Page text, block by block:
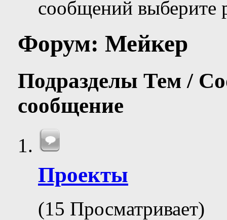
сообщений выберите
Форум: Мейкер
Подразделы Тем /
сообщение
Проекты
(15 Просматривает)